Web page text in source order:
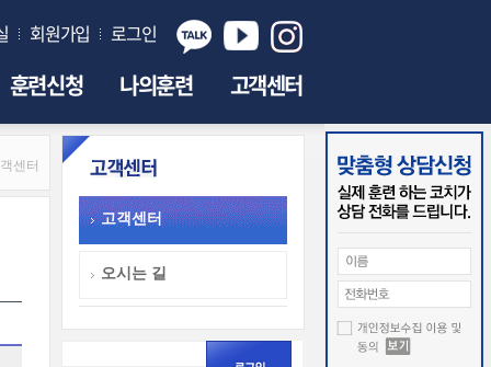
회원가입 로그인
훈련신청 나의훈련 고객센터
센터
고객센터
오시는 길